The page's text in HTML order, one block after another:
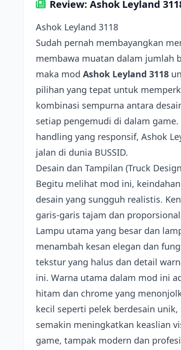
Review: Ashok Leyland
Ashok Leyland 3118
Sudah pernah membayangkan
membawa muatan dalam jumlah
maka mod Ashok Leyland 3118
pilihan yang tepat untuk
kombinasi sempurna antara
setiap pengemudi di dalam
handling yang responsif, Ashok
jalan di dunia BUSSID.
Desain dan Tampilan (Truck
Begitu melihat mod ini,
desain yang sungguh realistis.
garis-garis tajam dan
Lampu utama yang besar dan
menambah kesan elegan dan
tekstur yang halus dan detail
ini. Warna utama dalam mod ini
hitam dan chrome yang
kecil seperti pelek berdesain
semakin meningkatkan keaslian
game, tampak modern dan